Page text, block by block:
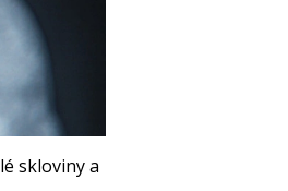
skloviny a